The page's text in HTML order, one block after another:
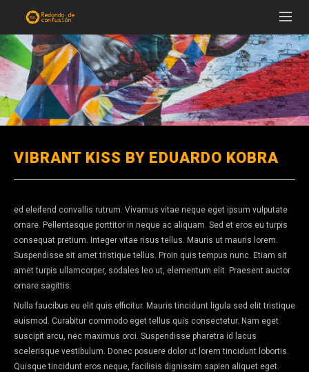
VIBRANT KISS BY EDUARDO KOBRA
ed eleifend convallis rutrum. Vivamus vitae neque eget ipsum vulputate
ornare. Pellentesque porttitor in neque ac aliquam. Sed et eros eu turpis
consequat pretium. Integer vitae risus tellus. Mauris ut mauris lorem.
Suspendisse sit amet tristique tellus. Proin quis tempus nunc. Etiam sit
amet turpis ullamcorper, sodales leo ut, elementum elit. Praesent auctor
ornare sagittis.
Nulla faucibus eu elit quis efficitur. Mauris tincidunt ligula sed elit tristique
euismod. Curabitur commodo eget tellus quis consectetur. Nam eget
suscipit arcu, nec maximus orci. Suspendisse pharetra id lacus
scelerisque vestibulum. Donec posuere dolor ut lorem tincidunt lobortis.
Quisque tincidunt eros neque, facilisis dignissim sapien aliquet eget.